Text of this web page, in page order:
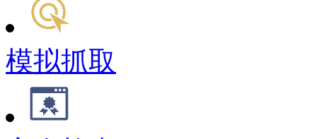
模拟抓取